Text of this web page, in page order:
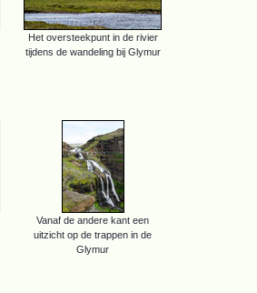
Het oversteekpunt in de rivier
tijdens de wandeling bij Glymur
Vanaf de andere kant een
uitzicht op de trappen in de
Glymur